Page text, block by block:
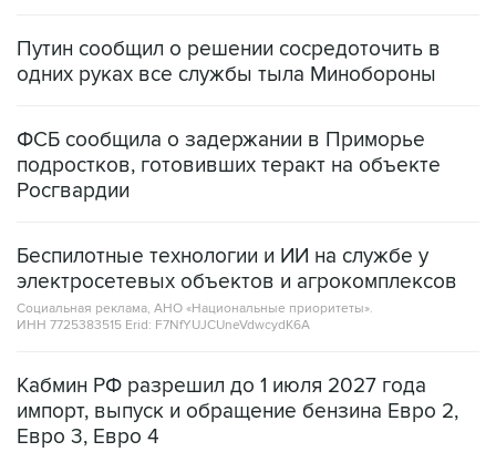
Путин сообщил о решении сосредоточить в
одних руках все службы тыла Минобороны
ФСБ сообщила о задержании в Приморье
подростков, готовивших теракт на объекте
Росгвардии
Беспилотные технологии и ИИ на службе у
электросетевых объектов и агрокомплексов
Социальная реклама, АНО «Национальные приоритеты».
ИНН 7725383515 Erid: F7NfYUJCUneVdwcydK6A
Кабмин РФ разрешил до 1 июля 2027 года
импорт, выпуск и обращение бензина Евро 2,
Евро 3, Евро 4